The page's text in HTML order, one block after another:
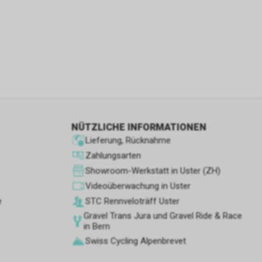
NÜTZLICHE INFORMATIONEN
Lieferung, Rücknahme
Zahlungsarten
Showroom-Werkstatt in Uster (ZH)
Videoüberwachung in Uster
STC Rennve­loträff Uster
Gravel Trans Jura und Gravel Ride & Race
in Bern
Swiss Cycling Alpenbrevet
die
des